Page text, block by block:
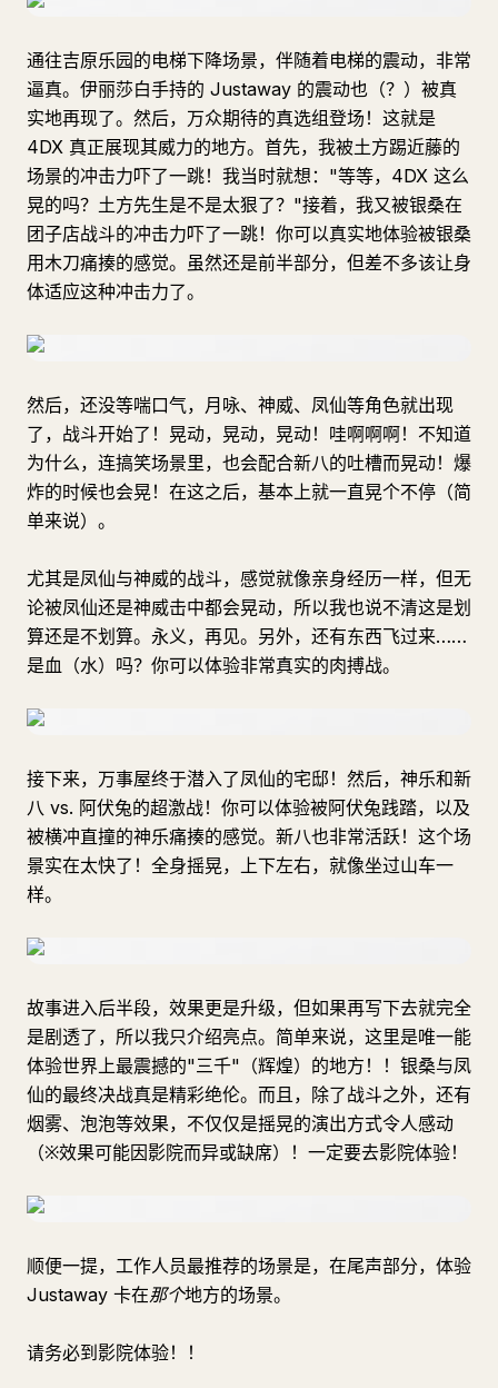
通往吉原乐园的电梯下降场景，伴随着电梯的震动，非常
逼真。伊丽莎白手持的 Justaway 的震动也（？）被真
实地再现了。然后，万众期待的真选组登场！这就是
4DX 真正展现其威力的地方。首先，我被土方踢近藤的
场景的冲击力吓了一跳！我当时就想："等等，4DX 这么
晃的吗？土方先生是不是太狠了？"接着，我又被银桑在
团子店战斗的冲击力吓了一跳！你可以真实地体验被银桑
用木刀痛揍的感觉。虽然还是前半部分，但差不多该让身
体适应这种冲击力了。
然后，还没等喘口气，月咏、神威、凤仙等角色就出现
了，战斗开始了！晃动，晃动，晃动！哇啊啊啊！不知道
为什么，连搞笑场景里，也会配合新八的吐槽而晃动！爆
炸的时候也会晃！在这之后，基本上就一直晃个不停（简
单来说）。
尤其是凤仙与神威的战斗，感觉就像亲身经历一样，但无
论被凤仙还是神威击中都会晃动，所以我也说不清这是划
算还是不划算。永义，再见。另外，还有东西飞过来……
是血（水）吗？你可以体验非常真实的肉搏战。
接下来，万事屋终于潜入了凤仙的宅邸！然后，神乐和新
八 vs. 阿伏兔的超激战！你可以体验被阿伏兔践踏，以及
被横冲直撞的神乐痛揍的感觉。新八也非常活跃！这个场
景实在太快了！全身摇晃，上下左右，就像坐过山车一
样。
故事进入后半段，效果更是升级，但如果再写下去就完全
是剧透了，所以我只介绍亮点。简单来说，这里是唯一能
体验世界上最震撼的"三千"（辉煌）的地方！！银桑与凤
仙的最终决战真是精彩绝伦。而且，除了战斗之外，还有
烟雾、泡泡等效果，不仅仅是摇晃的演出方式令人感动
（※效果可能因影院而异或缺席）！一定要去影院体验！
顺便一提，工作人员最推荐的场景是，在尾声部分，体验
Justaway 卡在那个地方的场景。
请务必到影院体验！！